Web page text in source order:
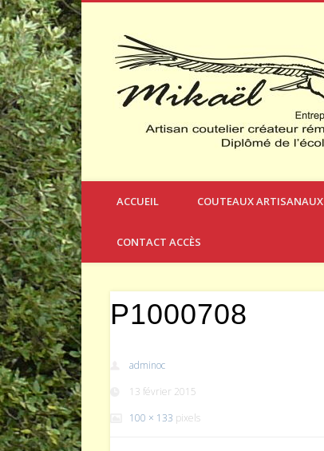
Créateur et Fabricant de Couteaux à Thèmes
ACCUEIL COUTEAUX ARTISANAUX
CONTACT ACCÈS
P1000708
adminoc
13 février 2015
100 × 133 pixels